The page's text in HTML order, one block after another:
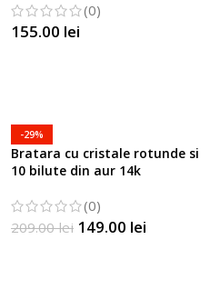
(0)
155.00 lei
-29%
Bratara cu cristale rotunde si
10 bilute din aur 14k
(0)
209.00lei 149.00 lei